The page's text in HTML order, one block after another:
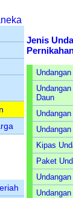
Jenis
Daun
Kipas
Paket